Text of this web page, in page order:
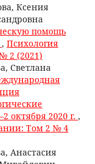
Ксения
помощь
, Психология
2 (2021)
Светлана
октября 2020 г. ,
Том 2 № 4
Анастасия